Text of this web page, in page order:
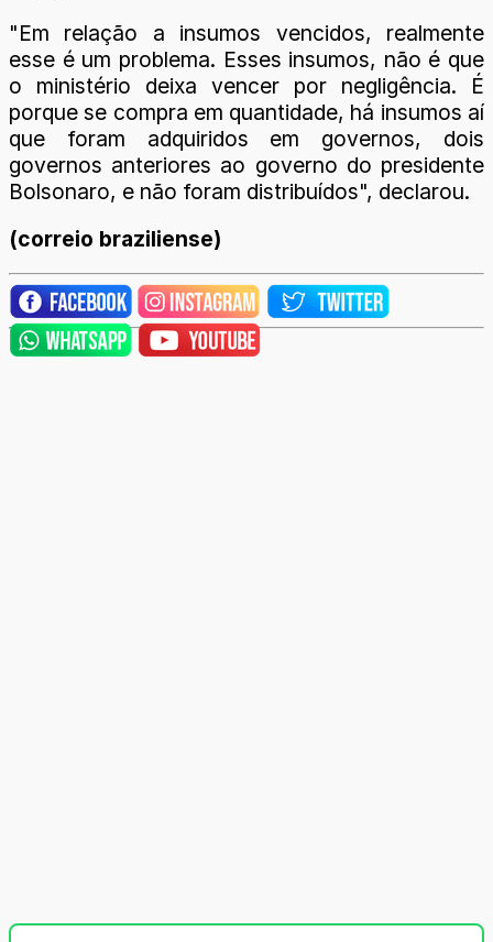
"Em relação a insumos vencidos, realmente
esse é um problema. Esses insumos, não é que
o ministério deixa vencer por negligência. É
porque se compra em quantidade, há insumos aí
que foram adquiridos em governos, dois
governos anteriores ao governo do presidente
Bolsonaro, e não foram distribuídos", declarou.
(correio braziliense)